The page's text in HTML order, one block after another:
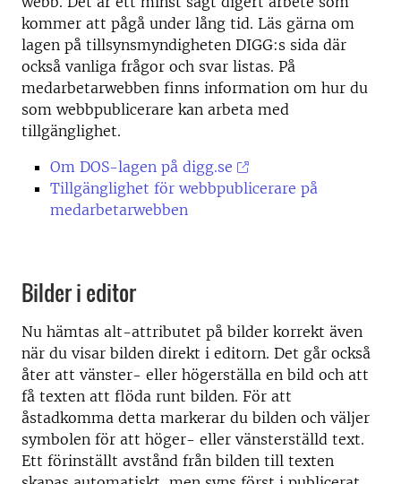
kommer att pågå under lång tid. Läs gärna om
lagen på tillsynsmyndigheten DIGG:s sida där
också vanliga frågor och svar listas. På
medarbetarwebben finns information om hur du
som webbpublicerare kan arbeta med
tillgänglighet.
Om DOS-lagen på digg.se
Tillgänglighet för webbpublicerare på
medarbetarwebben
Bilder i editor
Nu hämtas alt-attributet på bilder korrekt även
när du visar bilden direkt i editorn. Det går också
åter att vänster- eller högerställa en bild och att
få texten att flöda runt bilden. För att
åstadkomma detta markerar du bilden och väljer
symbolen för att höger- eller vänsterställd text.
Ett förinställt avstånd från bilden till texten